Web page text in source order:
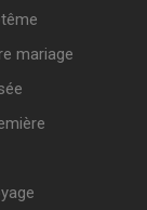
mariage